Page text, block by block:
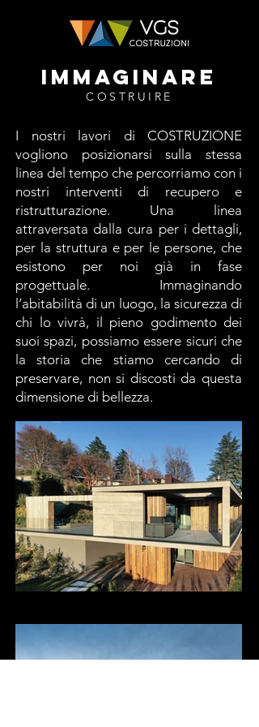
IMMAGINARE
COSTRUIRE
I nostri lavori di COSTRUZIONE
vogliono posizionarsi sulla stessa
linea del tempo che percorriamo con i
nostri interventi di recupero e
ristrutturazione. Una linea
attraversata dalla cura per i dettagli,
per la struttura e per le persone, che
esistono per noi già in fase
progettuale. Immaginando
l’abitabilità di un luogo, la sicurezza di
chi lo vivrà, il pieno godimento dei
suoi spazi, possiamo essere sicuri che
la storia che stiamo cercando di
preservare, non si discosti da questa
dimensione di bellezza.
Villa Ricotti